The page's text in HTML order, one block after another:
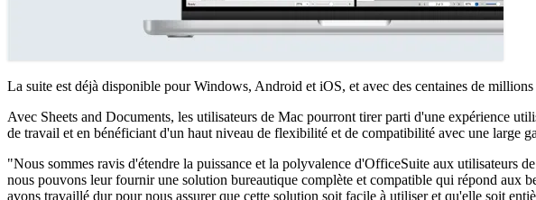
La suite est déjà disponible pour Windows, Android et iOS, et avec des centaines de
Avec Sheets and Documents, les utilisateurs de Mac pourront tirer parti d'une expérience
de travail et en bénéficiant d'un haut niveau de flexibilité et de compatibilité avec une large
"Nous sommes ravis d'étendre la puissance et la polyvalence d'OfficeSuite aux
nous pouvons leur fournir une solution bureautique complète et compatible qui répond aux
avons travaillé dur pour nous assurer que cette solution soit facile à utiliser et qu'elle soit